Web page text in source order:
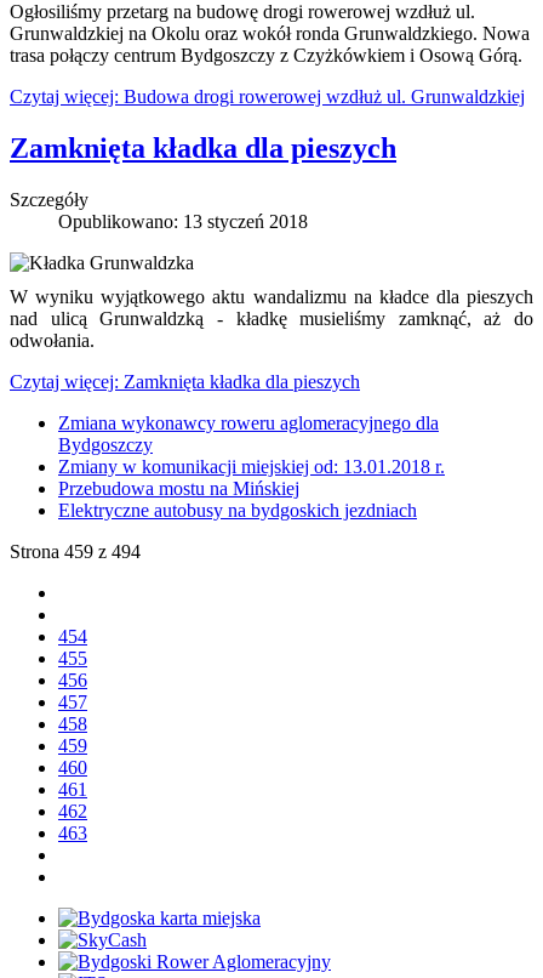
Ogłosiliśmy przetarg na budowę drogi rowerowej wzdłuż ul.
Grunwaldzkiej na Okolu oraz wokół ronda Grunwaldzkiego. Nowa
trasa połączy centrum Bydgoszczy z Czyżkówkiem i Osową Górą.
Czytaj więcej: Budowa drogi rowerowej wzdłuż ul. Grunwaldzkiej
Zamknięta kładka dla pieszych
Szczegóły
Opublikowano: 13 styczeń 2018
W wyniku wyjątkowego aktu wandalizmu na kładce dla pieszych
nad ulicą Grunwaldzką - kładkę musieliśmy zamknąć, aż do
odwołania.
Czytaj więcej: Zamknięta kładka dla pieszych
Zmiana wykonawcy roweru aglomeracyjnego dla
Bydgoszczy
Zmiany w komunikacji miejskiej od: 13.01.2018 r.
Przebudowa mostu na Mińskiej
Elektryczne autobusy na bydgoskich jezdniach
Strona 459 z 494
454
455
456
457
458
459
460
461
462
463